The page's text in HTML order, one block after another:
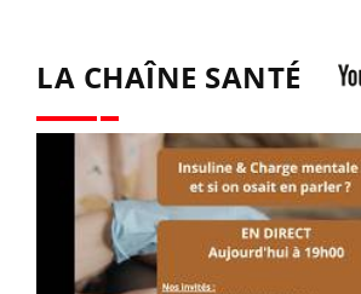
LA CHAÎNE SANTÉ